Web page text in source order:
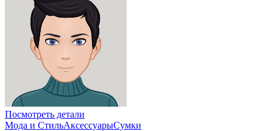
Посмотреть детали
Мода и СтильАксессуарыСумки